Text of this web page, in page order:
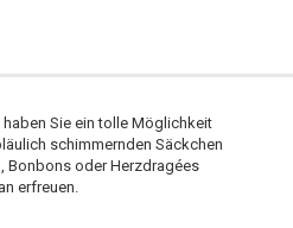
Sie ein tolle Möglichkeit
schimmernden Säckchen
Bonbons oder Herzdragées
erfreuen.